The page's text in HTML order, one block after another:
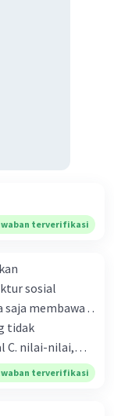
terverifikasi
sosial
membawa . .
tidak
C. nilai-nilai,
tidak sesuai
terverifikasi